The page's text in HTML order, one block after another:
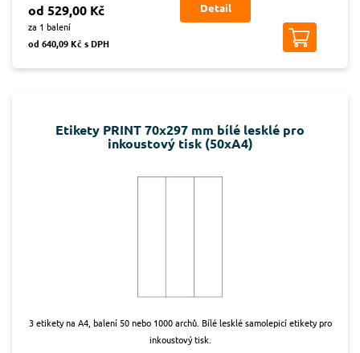
od 529,00 Kč
za 1 balení
od 640,09 Kč s DPH
Detail
Etikety PRINT 70x297 mm bílé lesklé pro
inkoustový tisk (50xA4)
3 etikety na A4, balení 50 nebo 1000 archů. Bílé lesklé samolepicí etikety pro
inkoustový tisk.